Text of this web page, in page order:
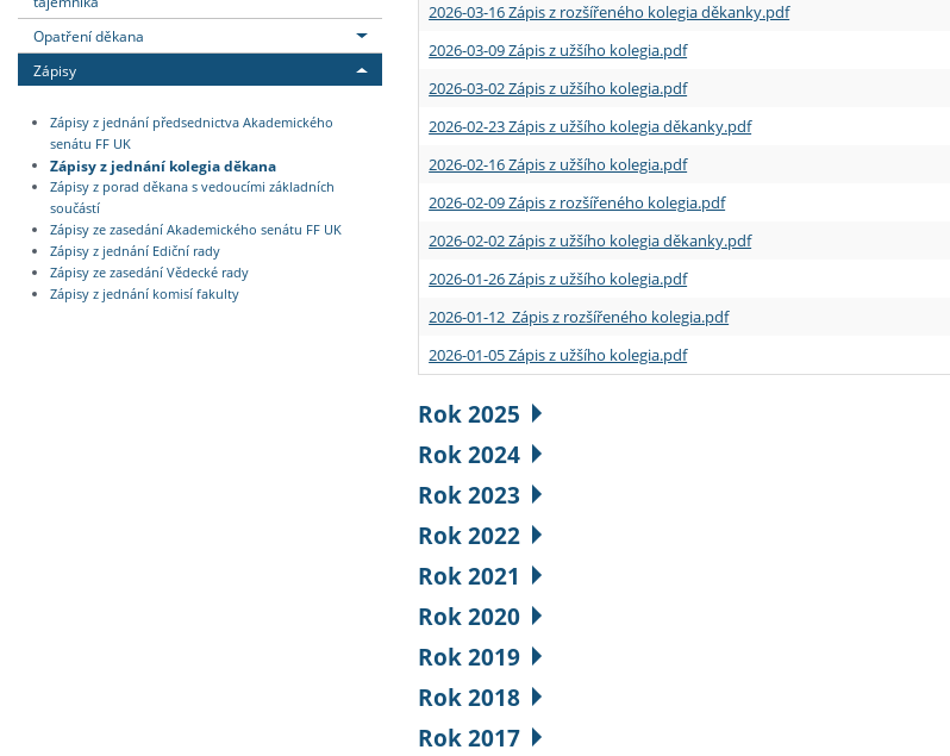
Opatření děkana
Zápisy
Zápisy z jednání předsednictva Akademického
senátu FF UK
Zápisy z jednání kolegia děkana
Zápisy z porad děkana s vedoucími základních
součástí
Zápisy ze zasedání Akademického senátu FF UK
Zápisy z jednání Ediční rady
Zápisy ze zasedání Vědecké rady
Zápisy z jednání komisí fakulty
2026-03-16 Zápis z rozšířeného kolegia děkanky.pdf
2026-03-09 Zápis z užšího kolegia.pdf
2026-03-02 Zápis z užšího kolegia.pdf
2026-02-23 Zápis z užšího kolegia děkanky.pdf
2026-02-16 Zápis z užšího kolegia.pdf
2026-02-09 Zápis z rozšířeného kolegia.pdf
2026-02-02 Zápis z užšího kolegia děkanky.pdf
2026-01-26 Zápis z užšího kolegia.pdf
2026-01-12 Zápis z rozšířeného kolegia.pdf
2026-01-05 Zápis z užšího kolegia.pdf
Rok 2025
Rok 2024
Rok 2023
Rok 2022
Rok 2021
Rok 2020
Rok 2019
Rok 2018
Rok 2017